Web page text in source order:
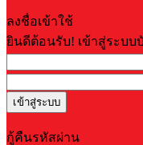
ลงชื่อเข้าใช้
ยินดีต้อนรับ! เข้าสู่ระบ
กู้คืนรหัสผ่าน